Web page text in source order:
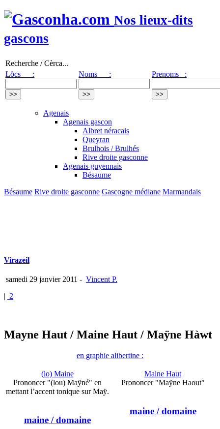
Nos lieux-dits
gascons
Recherche / Cèrca...
Lòcs :
Noms : Prenoms :
Agenais
Agenais gascon
Albret néracais
Queyran
Brulhois / Brulhés
Rive droite gasconne
Agenais guyennais
Bésaume
Bésaume Rive droite gasconne Gascogne médiane Marmandais
Virazeil
samedi 29 janvier 2011 - Vincent P.
| 2
Mayne Haut / Maine Haut / Maÿne Hàwt
en graphie alibertine :
(lo) Maine
Prononcer "(lou) Maÿné" en
mettant l’accent tonique sur Maÿ.
maine/ domaine
Maine Haut
Prononcer "Maÿne Haout"
maine/ domaine